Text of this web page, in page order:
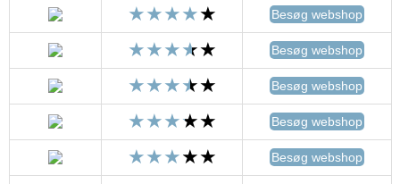
Besøg webshop
Besøg webshop
Besøg webshop
Besøg webshop
Besøg webshop